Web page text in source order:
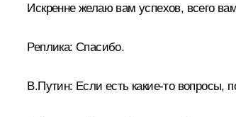
Искренне желаю вам успехов, всего
Реплика: Спасибо.
В.Путин: Если есть какие‑то